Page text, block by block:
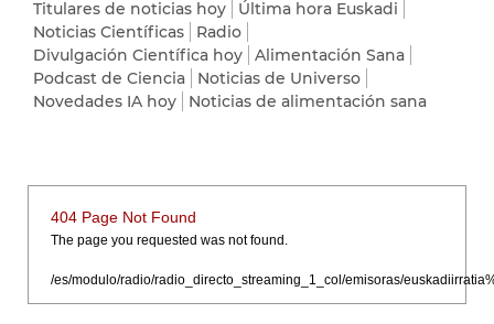
Titulares de noticias hoy
Última hora Euskadi
Noticias Científicas
Radio
Divulgación Científica hoy
Alimentación Sana
Podcast de Ciencia
Noticias de Universo
Novedades IA hoy
Noticias de alimentación sana
404 Page Not Found
The page you requested was not found.
/es/modulo/radio/radio_directo_streaming_1_col/emisoras/